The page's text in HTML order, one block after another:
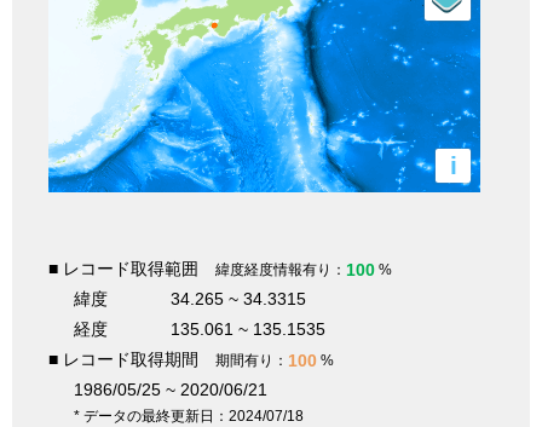
i
■ レコード取得範囲 緯度経度情報有り： 100 %
緯度
34.265 ~ 34.3315
経度
135.061 ~ 135.1535
■ レコード取得期間
期間有り： 100 %
1986/05/25 ~ 2020/06/21
* データの最終更新日：2024/07/18